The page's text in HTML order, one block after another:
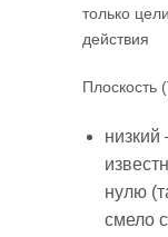
только
действия
Плоскость
низкий
нулю
смело